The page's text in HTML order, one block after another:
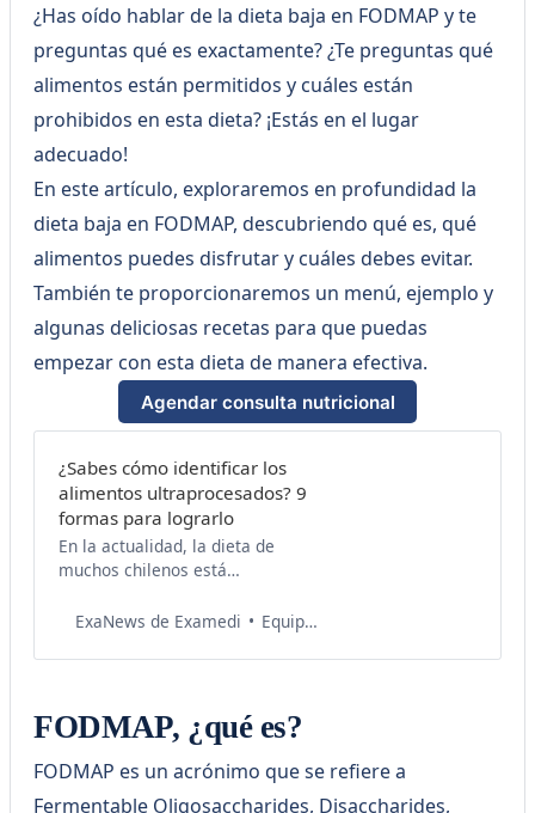
¿Has oído hablar de la dieta baja en FODMAP y te
preguntas qué es exactamente? ¿Te preguntas qué
alimentos están permitidos y cuáles están
prohibidos en esta dieta? ¡Estás en el lugar
adecuado!
En este artículo, exploraremos en profundidad la
dieta baja en FODMAP, descubriendo qué es, qué
alimentos puedes disfrutar y cuáles debes evitar.
También te proporcionaremos un menú, ejemplo y
algunas deliciosas recetas para que puedas
empezar con esta dieta de manera efectiva.
Agendar consulta nutricional
¿Sabes cómo identificar los
alimentos ultraprocesados? 9
formas para lograrlo
En la actualidad, la dieta de
muchos chilenos está
alimentos ultraprocesados, una
significativos para la salud.
menudo se comercializan como
opciones convenientes y
saludables, es esencial
comprender cómo identificarlos y
ExaNews de Examedi Equipo de Salud Examedi
FODMAP, ¿qué es?
FODMAP es un acrónimo que se refiere a
Fermentable Oligosaccharides, Disaccharides,